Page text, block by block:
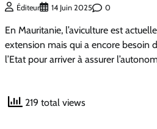
Éditeur 14 Juin 2025 0
En Mauritanie, l’aviculture est
extension mais qui a encore besoin
l’Etat pour arriver à assurer
219 total views